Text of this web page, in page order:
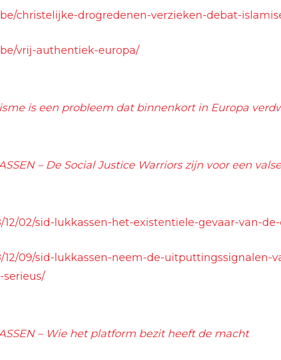
christelijke-drogredenen-verzieken-debat-
vrij-authentiek-europa/
is een probleem dat binnenkort in Europa
– De Social Justice Warriors zijn voor een
12/02/sid-lukkassen-het-existentiele-gevaar-van-
12/09/sid-lukkassen-neem-de-uitputtingssignalen-
– Wie het platform bezit heeft de macht